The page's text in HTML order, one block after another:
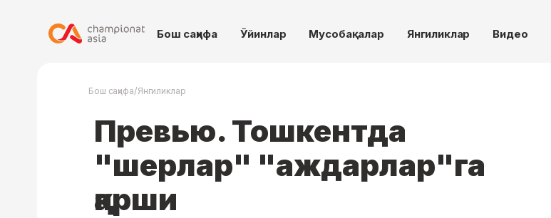
Бош саҳифа Ўйинлар Мусобақалар Янгиликлар Видео
Бош саҳифа/Янгиликлар
Превью. Тошкентда
"шерлар" "аждарлар"га
қарши